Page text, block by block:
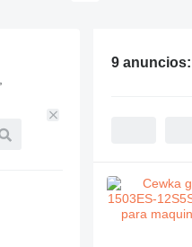
9 anuncios: